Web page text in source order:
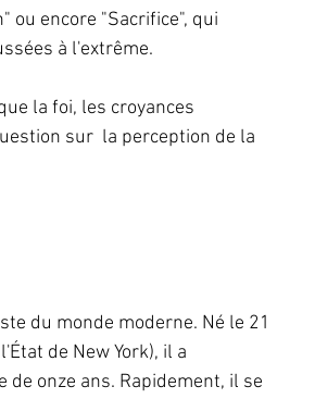
ou encore "Sacrifice", qui
à l'extrême.
la foi, les croyances
sur  la perception de la
du monde moderne. Né le 21
de New York), il a
onze ans. Rapidement, il se